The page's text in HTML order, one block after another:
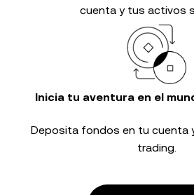
cuenta y tus activos
Inicia tu aventura en el
Deposita fondos en tu cuenta
trading.